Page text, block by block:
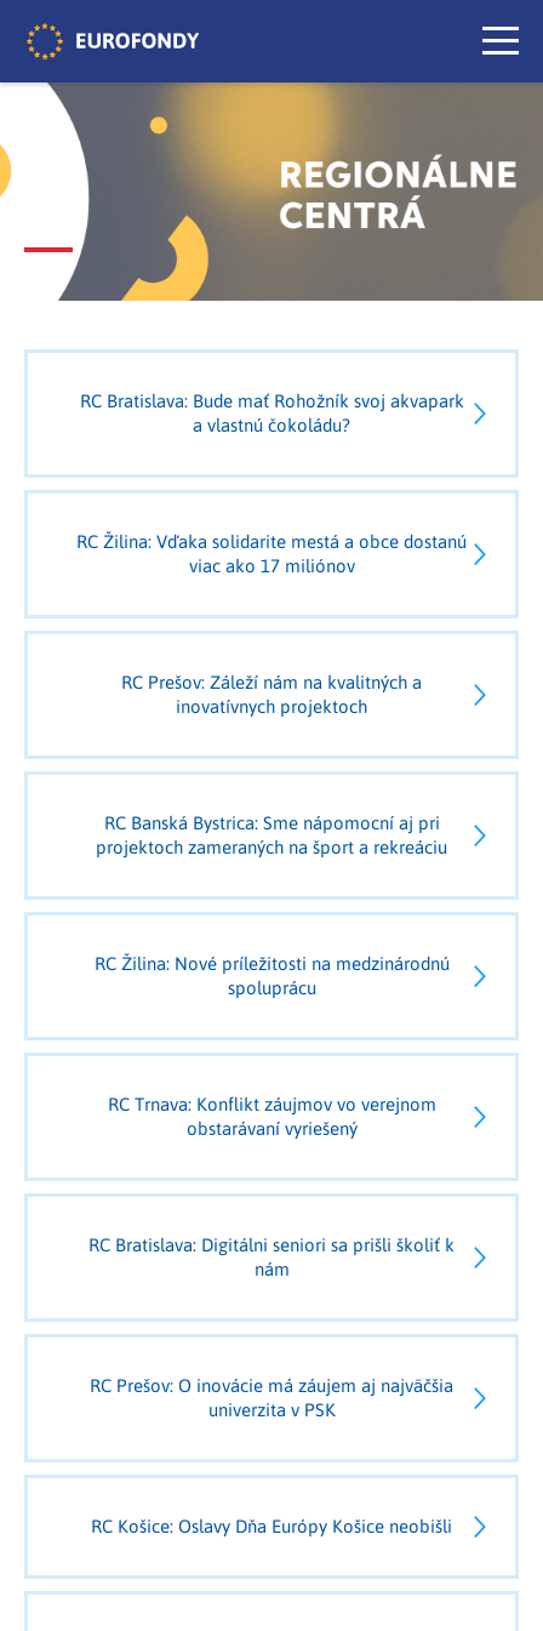
RC Bratislava: Bude mať Rohožník svoj akvapark
a vlastnú čokoládu?
RC Žilina: Vďaka solidarite mestá a obce dostanú
viac ako 17 miliónov
RC Prešov: Záleží nám na kvalitných a
inovatívnych projektoch
RC Banská Bystrica: Sme nápomocní aj pri
projektoch zameraných na šport a rekreáciu
RC Žilina: Nové príležitosti na medzinárodnú
spoluprácu
RC Trnava: Konflikt záujmov vo verejnom
obstarávaní vyriešený
RC Bratislava: Digitálni seniori sa prišli školiť k
nám
RC Prešov: O inovácie má záujem aj najväčšia
univerzita v PSK
RC Košice: Oslavy Dňa Európy Košice neobišli